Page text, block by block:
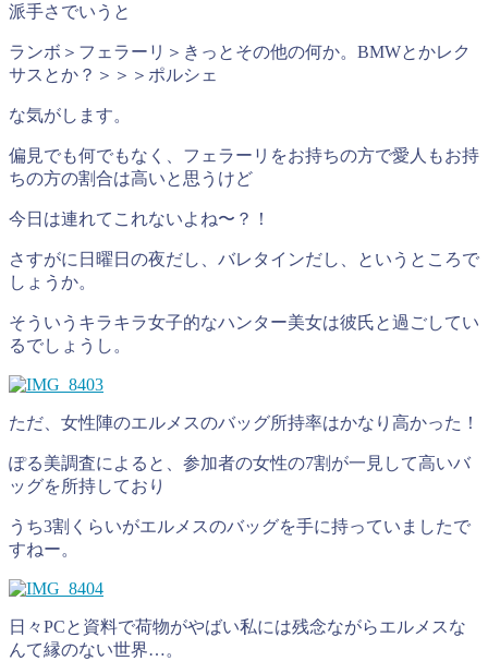
派手さでいうと
ランボ＞フェラーリ＞きっとその他の何か。BMWとかレク
サスとか？＞＞＞ポルシェ
な気がします。
偏見でも何でもなく、フェラーリをお持ちの方で愛人もお持
ちの方の割合は高いと思うけど
今日は連れてこれないよね〜？！
さすがに日曜日の夜だし、バレタインだし、というところで
しょうか。
そういうキラキラ女子的なハンター美女は彼氏と過ごしてい
るでしょうし。
ただ、女性陣のエルメスのバッグ所持率はかなり高かった！
ぽる美調査によると、参加者の女性の7割が一見して高いバ
ッグを所持しており
うち3割くらいがエルメスのバッグを手に持っていましたで
すねー。
日々PCと資料で荷物がやばい私には残念ながらエルメスな
んて縁のない世界…。